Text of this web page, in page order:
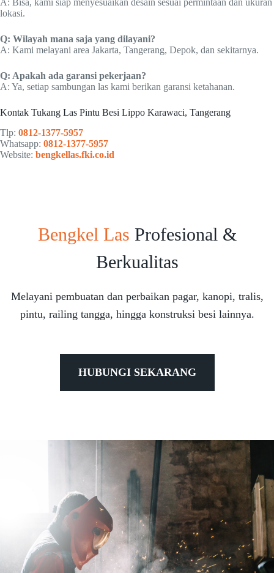
A: Bisa, kami siap menyesuaikan desain sesuai permintaan dan ukuran
lokasi.
Q: Wilayah mana saja yang dilayani?
A: Kami melayani area Jakarta, Tangerang, Depok, dan sekitarnya.
Q: Apakah ada garansi pekerjaan?
A: Ya, setiap sambungan las kami berikan garansi ketahanan.
Kontak Tukang Las Pintu Besi Lippo Karawaci, Tangerang
Tlp: 0812-1377-5957
Whatsapp: 0812-1377-5957
Website: bengkellas.fki.co.id
Bengkel Las Profesional &
Berkualitas
Melayani pembuatan dan perbaikan pagar, kanopi, tralis,
pintu, railing tangga, hingga konstruksi besi lainnya.
HUBUNGI SEKARANG